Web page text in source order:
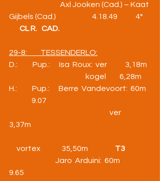
Axl Jooken (Cad.) – Kaat
Gijbels (Cad.)                        4.18.49            4°
CL R.   CAD.
29-8:         TESSENDERLO:
D.:          Pup.:      Isa  Roux:  ver            3,18m
kogel         6,28m
H.:          Pup.:      Berre  Vandevoort:  60m
9.07
ver
3,37m
vortex              35,50m T3
Jaro  Arduini:  60m
9.65